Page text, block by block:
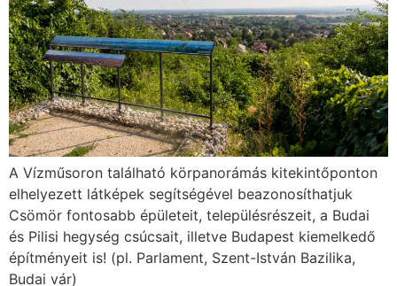
A Vízműsoron található körpanorámás kitekintőponton
elhelyezett látképek segítségével beazonosíthatjuk
Csömör fontosabb épületeit, településrészeit, a Budai
és Pilisi hegység csúcsait, illetve Budapest kiemelkedő
építményeit is! (pl. Parlament, Szent-István Bazilika,
Budai vár)